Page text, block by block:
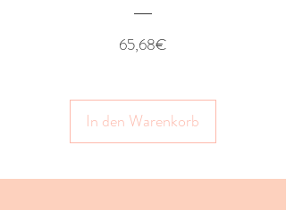
65,68€
In den Warenkorb